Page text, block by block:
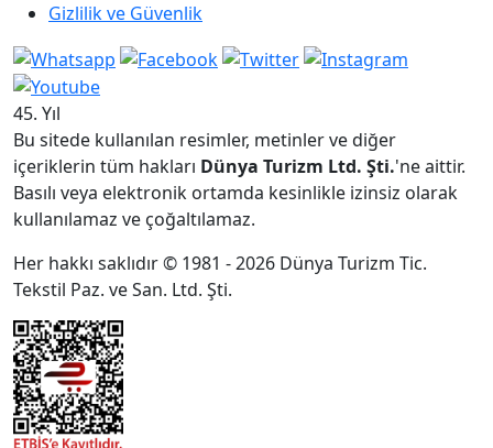
Gizlilik ve Güvenlik
45. Yıl
Bu sitede kullanılan resimler, metinler ve diğer
içeriklerin tüm hakları Dünya Turizm Ltd. Şti.'ne aittir.
Basılı veya elektronik ortamda kesinlikle izinsiz olarak
kullanılamaz ve çoğaltılamaz.
Her hakkı saklıdır © 1981 - 2026 Dünya Turizm Tic.
Tekstil Paz. ve San. Ltd. Şti.